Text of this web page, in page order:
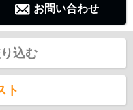
お問い合わせ
込む
ト